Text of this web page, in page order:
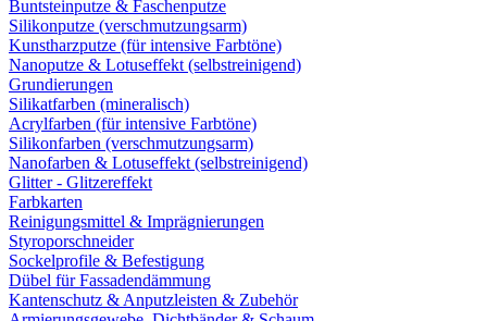
Buntsteinputze & Faschenputze
Silikonputze (verschmutzungsarm)
Kunstharzputze (für intensive Farbtöne)
Nanoputze & Lotuseffekt (selbstreinigend)
Grundierungen
Silikatfarben (mineralisch)
Acrylfarben (für intensive Farbtöne)
Silikonfarben (verschmutzungsarm)
Nanofarben & Lotuseffekt (selbstreinigend)
Glitter - Glitzereffekt
Farbkarten
Reinigungsmittel & Imprägnierungen
Styroporschneider
Sockelprofile & Befestigung
Dübel für Fassadendämmung
Kantenschutz & Anputzleisten & Zubehör